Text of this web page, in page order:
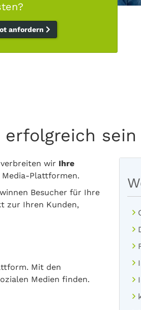
anfordern
sein
wir Ihre
Media-Plattformen.
Besucher für Ihre
zur Ihren Kunden,
Mit den
Medien finden.